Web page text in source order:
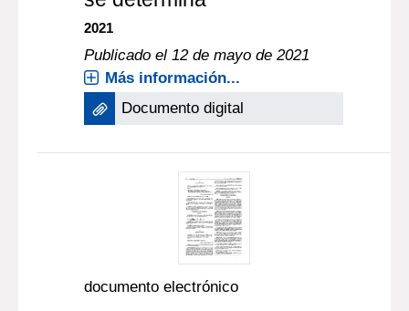
2021
Publicado el 12 de mayo de 2021
Más información...
Documento digital
documento electrónico